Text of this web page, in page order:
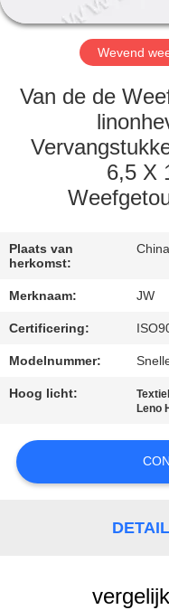
VRAAG
EEN
SITEMAP
PRIVACY
Wevend
Van de de
6,5 X
Plaats van
herkomst:
China
Merknaam: JW
Certificering:
Modelnummer:
Hoog licht:
Leno